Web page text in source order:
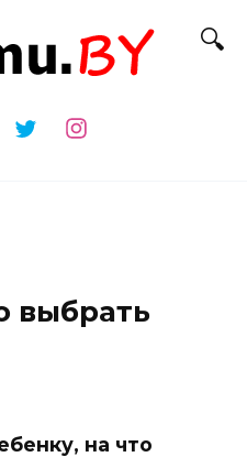
выбрать
на что